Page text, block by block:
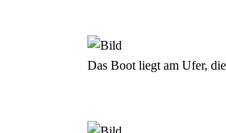
Das Boot liegt am Ufer,